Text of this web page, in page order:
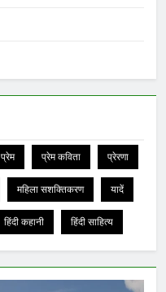
प्रेम प्रेम कविता प्रेरणा
महिला सशक्तिकरण यादें
हिंदी कहानी हिंदी साहित्य